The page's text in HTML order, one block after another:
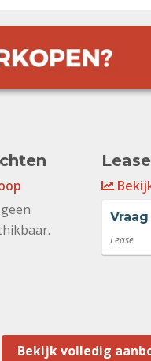
Vraag
Lease
Bekijk volledig